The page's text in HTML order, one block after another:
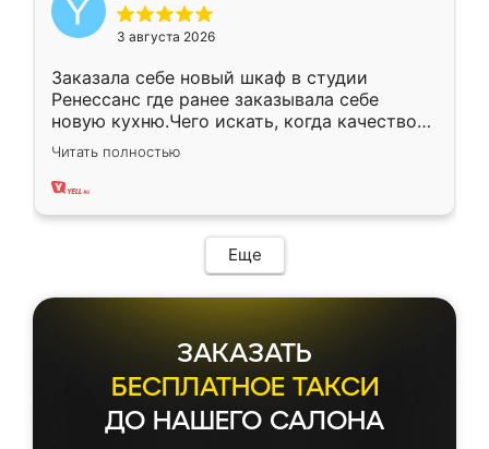
3 августа 2026
Заказала себе новый шкаф в студии
Ренессанс где ранее заказывала себе
новую кухню.Чего искать, когда качеством
вполне довольна. Служит кухня уже почти
два года, нареканий нет.
Читать полностью
Еще
ЗАКАЗАТЬ
БЕСПЛАТНОЕ ТАКСИ
ДО НАШЕГО САЛОНА